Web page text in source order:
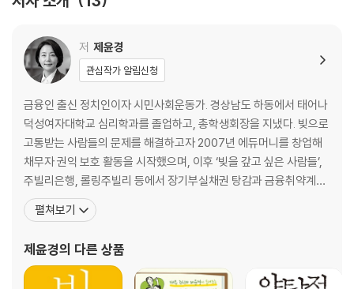
강인규 ― 복지 국가에서는 연애도 쉽다『미국에서 태어난 게 잘못이야』
곽정수 ― 이것은 책이 아니라 분노이자 절규다『삼성이 버린 또 하나의 가
김낙호 ― 전투적 인권 운동가는 어떻게 탄생했는가『검은 혁명가 맬컴 엑
스』
김남시 ― 아파트와 우리 욕망의 자서전『콘크리트 유토피아』
김이경 ― 코스타리카의 작지만 온전한 평화『군대를 버린 나라』
류대성 ― 왜 지금 사회과학이 필요한가『캠퍼스 밖으로 나온 사회과학』
박홍규 ― 웹 2.0 시대, 창조적 커넥션을 회복하라『커넥팅』
이수종 ― 고릴라 이스마엘 '희망'을 말하다『나의 이스마엘』
정여울 ― 푸르른 이십 대에게 보내는 마르크스의 연애편지『청년이여, 마
르크스를 읽자』
저 제윤경
관심작가 알림신청
금융인 출신 정치인이자 시민사회운동가. 경상남도 하동에서 태어나
덕성여자대학교 심리학과를 졸업하고, 총학생회장을 지냈다. 빚으로
고통받는 사람들의 문제를 해결하고자 2007년 에듀머니를 창업해
채무자 권익 보호 활동을 시작했으며, 이후 ‘빚을 갚고 싶은 사람들’,
주빌리은행, 롤링주빌리 등에서 장기부실채권 탕감과 금융취약계층
지원 활동을 이어왔다. 제20대 국회에서 더불어민주당 비례대표 국
회의원으로 활동하며 정무위원회 위원, 원내대변인 등을 맡았고, 서
향인 사천·남해·하동 지역에서 지역위원장으로 활동하며 지
펼쳐보기
제윤경의 다른 상품